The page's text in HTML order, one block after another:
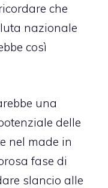
che
nazionale
così
una
delle
nel made in
fase di
slancio alle